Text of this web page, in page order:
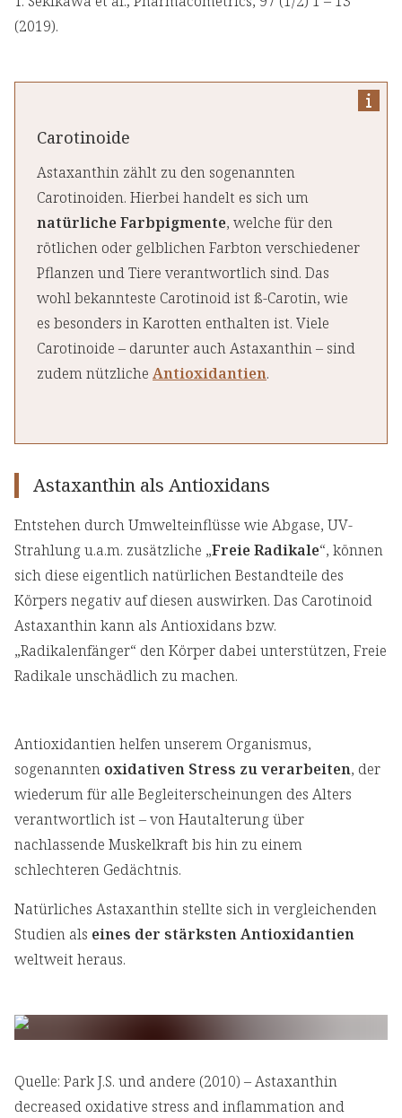
(2019).
Carotinoide
Astaxanthin zählt zu den sogenannten
Carotinoiden. Hierbei handelt es sich um
natürliche Farbpigmente, welche für den
rötlichen oder gelblichen Farbton verschiedener
Pflanzen und Tiere verantwortlich sind. Das
wohl bekannteste Carotinoid ist ß-Carotin, wie
es besonders in Karotten enthalten ist. Viele
Carotinoide – darunter auch Astaxanthin – sind
zudem nützliche Antioxidantien.
Astaxanthin als Antioxidans
Entstehen durch Umwelteinflüsse wie Abgase, UV-
Strahlung u.a.m. zusätzliche „Freie Radikale“, können
sich diese eigentlich natürlichen Bestandteile des
Körpers negativ auf diesen auswirken. Das Carotinoid
Astaxanthin kann als Antioxidans bzw.
„Radikalenfänger“ den Körper dabei unterstützen, Freie
Radikale unschädlich zu machen.
Antioxidantien helfen unserem Organismus,
sogenannten oxidativen Stress zu verarbeiten, der
wiederum für alle Begleiterscheinungen des Alters
verantwortlich ist – von Hautalterung über
nachlassende Muskelkraft bis hin zu einem
schlechteren Gedächtnis.
Natürliches Astaxanthin stellte sich in vergleichenden
Studien als eines der stärksten Antioxidantien
weltweit heraus.
Quelle: Park J.S. und andere (2010) – Astaxanthin
decreased oxidative stress and inflammation and